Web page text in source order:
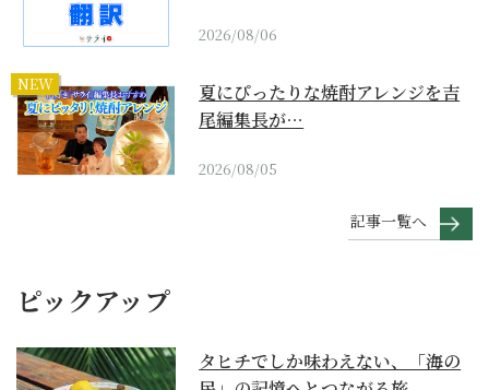
2026/08/06
NEW
夏にぴったりな焼酎アレンジを吉
尾編集長が…
2026/08/05
記事一覧へ
ピックアップ
タヒチでしか味わえない、「海の